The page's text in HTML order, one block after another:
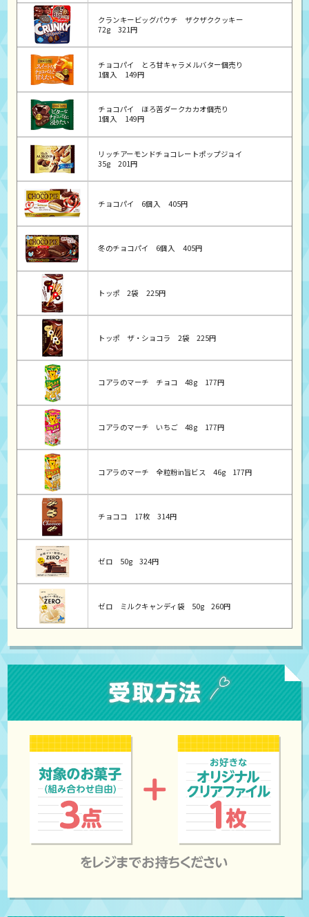
クランキービッグパウチ ザクザククッキー
72g
321円
チョコパイ とろ甘キャラメルバター個売り
1個入
149円
チョコパイ ほろ苦ダークカカオ個売り
1個入
149円
リッチアーモンドチョコレートポップジョイ
35g
201円
チョコパイ 6個入 405円
冬のチョコパイ 6個入 405円
トッポ 2袋 225円
トッポ ザ・ショコラ 2袋 225円
コアラのマーチ チョコ 48g 177円
コアラのマーチ いちご 48g 177円
コアラのマーチ 全粒粉in旨ビス 46g 177円
チョココ 17枚 314円
ゼロ 50g 324円
ゼロ ミルクキャンディ袋 50g 260円